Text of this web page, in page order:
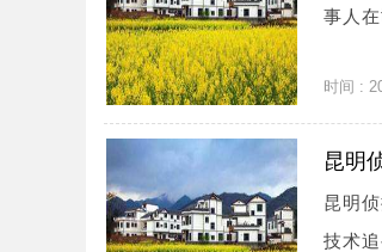
事人
时间 :
昆明
昆明
技术